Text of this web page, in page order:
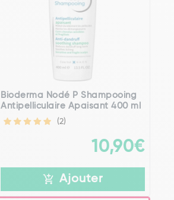
Bioderma Nodé P Shampooing
Antipelliculaire Apaisant 400 ml
(2)
10,90€
Ajouter